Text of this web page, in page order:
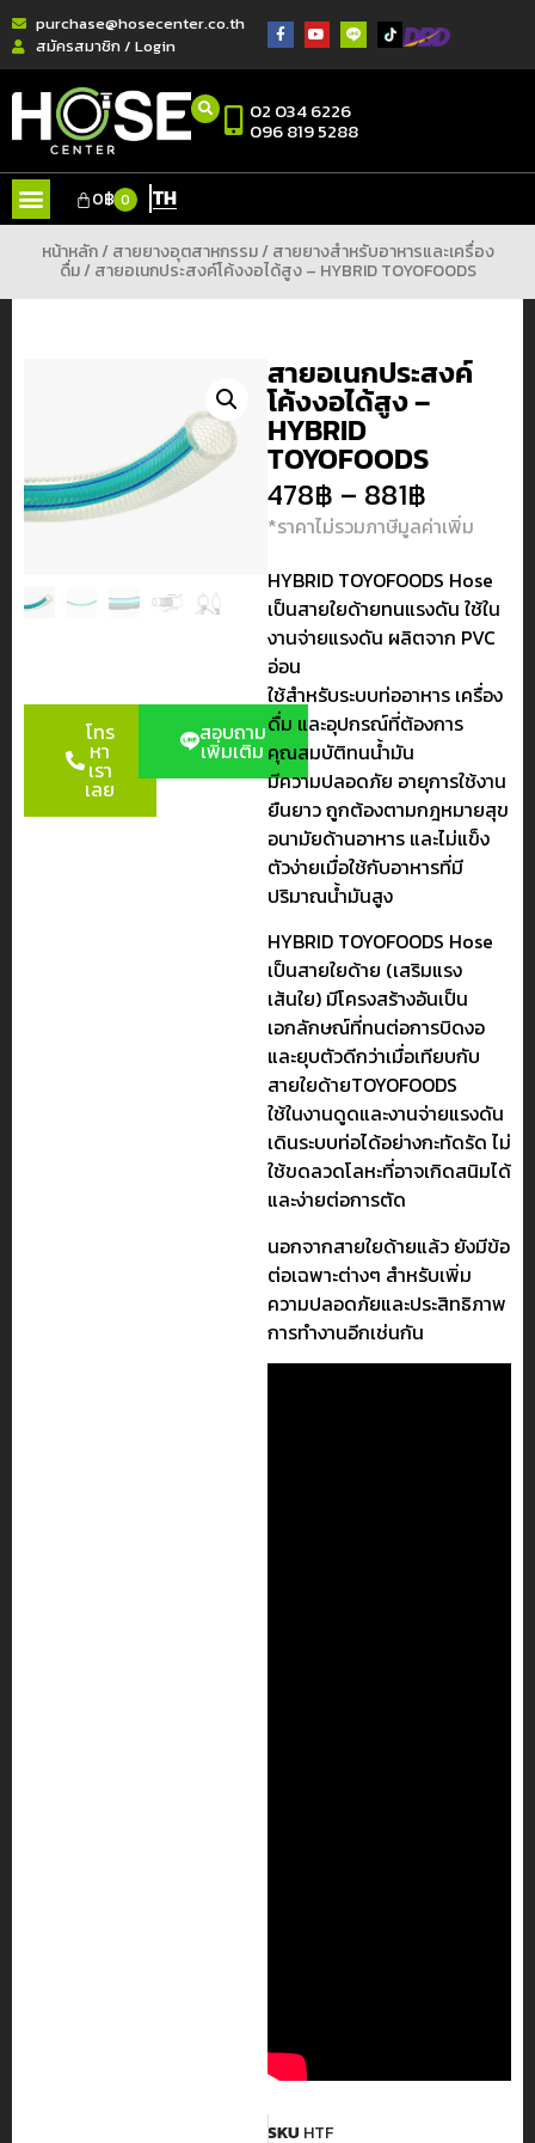
purchase@hosecenter.co.th
สมัครสมาชิก / Login
02 034 6226
096 819 5288
0฿ 0 TH
หน้าหลัก/สายยางอุตสาหกรรม/สายยางสำหรับอาหารและเครื่อง
ดื่ม/ สายอเนกประสงค์โค้งงอได้สูง – HYBRID TOYOFOODS
โทร
หา
เรา
เลย
สอบถาม
เพิ่มเติม
สายอเนกประสงค์
โค้งงอได้สูง –
HYBRID
TOYOFOODS
478฿ – 881฿
*ราคาไม่รวมภาษีมูลค่าเพิ่ม
HYBRID TOYOFOODS Hose
เป็นสายใยด้ายทนแรงดัน ใช้ใน
งานจ่ายแรงดัน ผลิตจาก PVC
อ่อน
ใช้สำหรับระบบท่ออาหาร เครื่อง
ดื่ม และอุปกรณ์ที่ต้องการ
คุณสมบัติทนน้ำมัน
มีความปลอดภัย อายุการใช้งาน
ยืนยาว ถูกต้องตามกฎหมายสุข
อนามัยด้านอาหาร และไม่แข็ง
ตัวง่ายเมื่อใช้กับอาหารที่มี
ปริมาณน้ำมันสูง
HYBRID TOYOFOODS Hose
เป็นสายใยด้าย (เสริมแรง
เส้นใย) มีโครงสร้างอันเป็น
เอกลักษณ์ที่ทนต่อการบิดงอ
และยุบตัวดีกว่าเมื่อเทียบกับ
สายใยด้ายTOYOFOODS
ใช้ในงานดูดและงานจ่ายแรงดัน
เดินระบบท่อได้อย่างกะทัดรัด ไม่
ใช้ขดลวดโลหะที่อาจเกิดสนิมได้
และง่ายต่อการตัด
นอกจากสายใยด้ายแล้ว ยังมีข้อ
ต่อเฉพาะต่างๆ สำหรับเพิ่ม
ความปลอดภัยและประสิทธิภาพ
การทำงานอีกเช่นกัน
SKU HTF